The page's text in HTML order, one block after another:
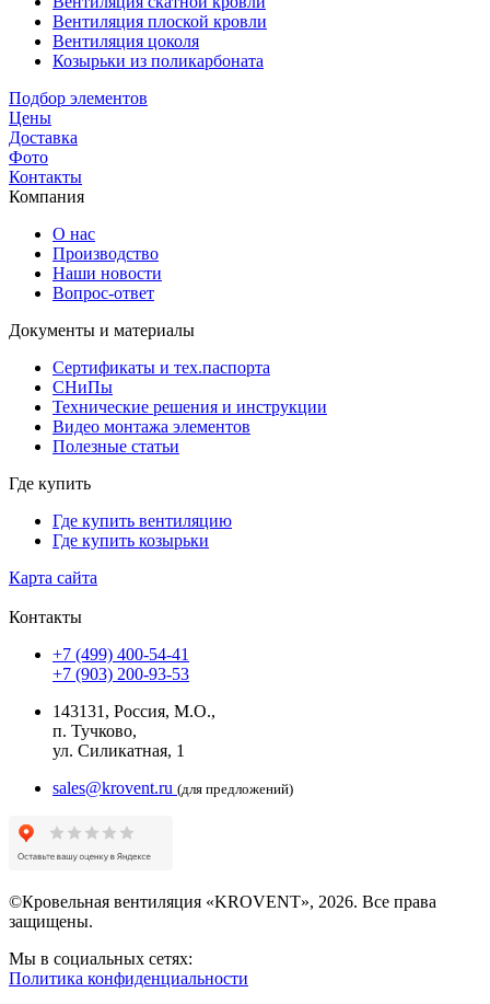
Вентиляция плоской кровли
Вентиляция цоколя
Козырьки из поликарбоната
Подбор элементов
Цены
Доставка
Фото
Контакты
Компания
О нас
Производство
Наши новости
Вопрос-ответ
Документы и материалы
Сертификаты и тех.паспорта
СНиПы
Технические решения и инструкции
Видео монтажа элементов
Полезные статьи
Где купить
Где купить вентиляцию
Где купить козырьки
Карта сайта
Контакты
+7 (499) 400-54-41
+7 (903) 200-93-53
143131, Россия, М.О.,
п. Тучково,
ул. Силикатная, 1
sales@krovent.ru (для предложений)
©Кровельная вентиляция «KROVENT», 2026. Все права
защищены.
Мы в социальных сетях:
Политика конфиденциальности